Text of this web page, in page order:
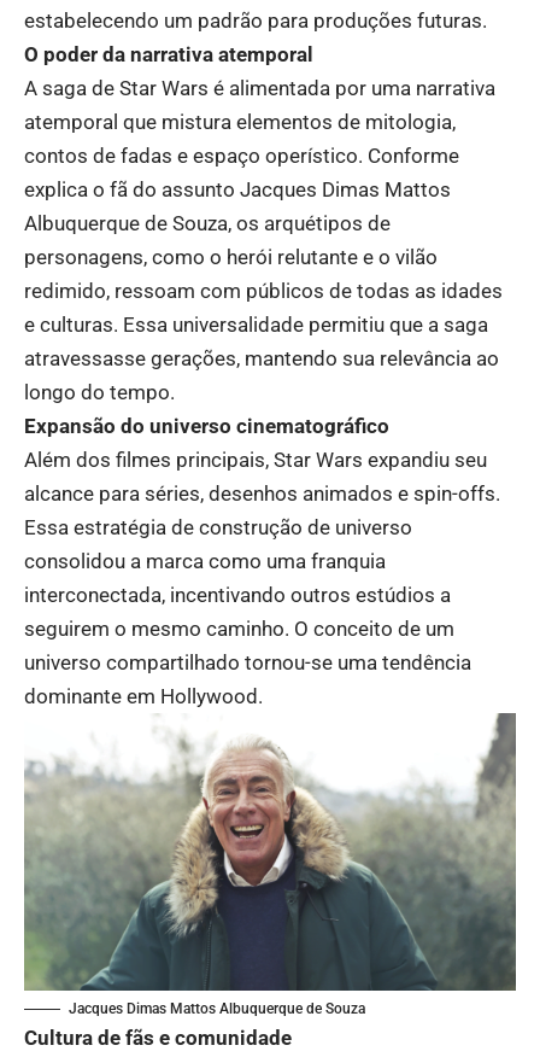
estabelecendo um padrão para produções futuras.
O poder da narrativa atemporal
A saga de Star Wars é alimentada por uma narrativa
atemporal que mistura elementos de mitologia,
contos de fadas e espaço operístico. Conforme
explica o fã do assunto Jacques Dimas Mattos
Albuquerque de Souza, os arquétipos de
personagens, como o herói relutante e o vilão
redimido, ressoam com públicos de todas as idades
e culturas. Essa universalidade permitiu que a saga
atravessasse gerações, mantendo sua relevância ao
longo do tempo.
Expansão do universo cinematográfico
Além dos filmes principais, Star Wars expandiu seu
alcance para séries, desenhos animados e spin-offs.
Essa estratégia de construção de universo
consolidou a marca como uma franquia
interconectada, incentivando outros estúdios a
seguirem o mesmo caminho. O conceito de um
universo compartilhado tornou-se uma tendência
dominante em Hollywood.
Jacques Dimas Mattos Albuquerque de Souza
Cultura de fãs e comunidade